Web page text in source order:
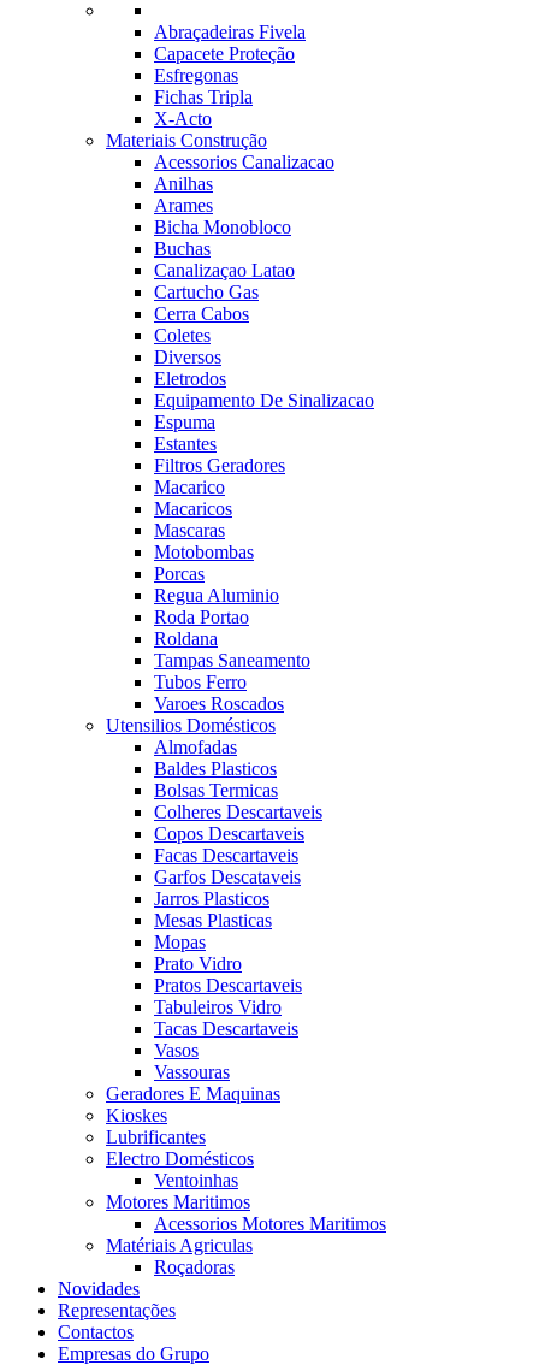
Abraçadeiras Fivela
Capacete Proteção
Esfregonas
Fichas Tripla
X-Acto
Materiais Construção
Acessorios Canalizacao
Anilhas
Arames
Bicha Monobloco
Buchas
Canalizaçao Latao
Cartucho Gas
Cerra Cabos
Coletes
Diversos
Eletrodos
Equipamento De Sinalizacao
Espuma
Estantes
Filtros Geradores
Macarico
Macaricos
Mascaras
Motobombas
Porcas
Regua Aluminio
Roda Portao
Roldana
Tampas Saneamento
Tubos Ferro
Varoes Roscados
Utensilios Domésticos
Almofadas
Baldes Plasticos
Bolsas Termicas
Colheres Descartaveis
Copos Descartaveis
Facas Descartaveis
Garfos Descataveis
Jarros Plasticos
Mesas Plasticas
Mopas
Prato Vidro
Pratos Descartaveis
Tabuleiros Vidro
Tacas Descartaveis
Vasos
Vassouras
Geradores E Maquinas
Kioskes
Lubrificantes
Electro Domésticos
Ventoinhas
Motores Maritimos
Acessorios Motores Maritimos
Matériais Agriculas
Roçadoras
Novidades
Representações
Contactos
Empresas do Grupo